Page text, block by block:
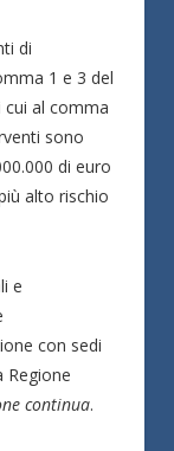
di
1 e 3 del
cui al comma
sono
di euro
alto rischio
e
con sedi
Regione
continua.